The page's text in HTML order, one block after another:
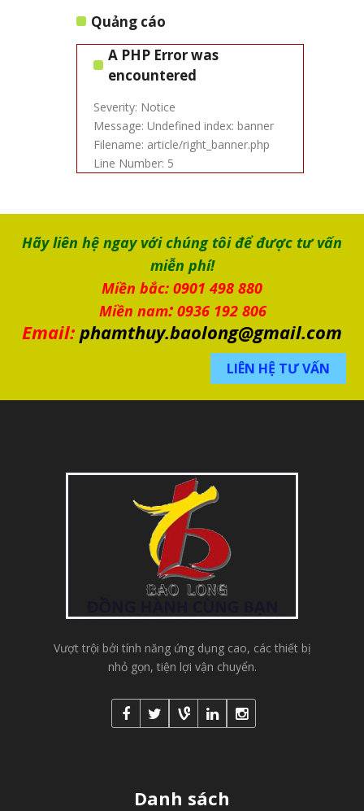
Quảng cáo
A PHP Error was
encountered
Severity: Notice
Message: Undefined index: banner
Filename: article/right_banner.php
Line Number: 5
Hãy liên hệ ngay với chúng tôi để được tư vấn
miễn phí!
Miền bắc: 0901 498 880
Miền nam: 0936 192 806
Email: phamthuy.baolong@gmail.com
LIÊN HỆ TƯ VẤN
Vượt trội bởi tính năng ứng dụng cao, các thiết bị
nhỏ gọn, tiện lợi vận chuyển.
Danh sách